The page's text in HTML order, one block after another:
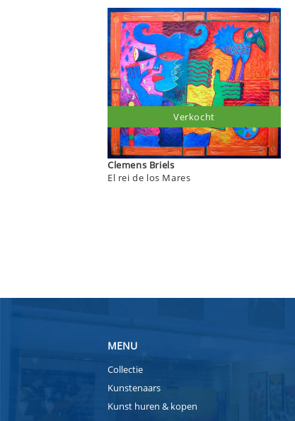
Clemens Briels
El rei de los Mares
Verkocht
MENU
Collectie
Kunstenaars
Kunst huren & kopen